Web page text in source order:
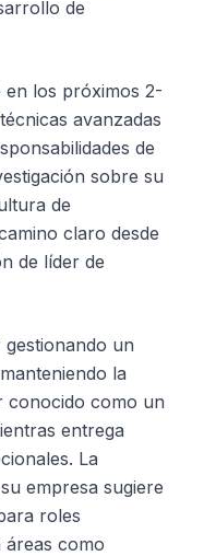
de
en los próximos 2-
avanzadas
de
sobre su
de
claro desde
de líder de
un
la
conocido como un
entrega
La
empresa sugiere
roles
como